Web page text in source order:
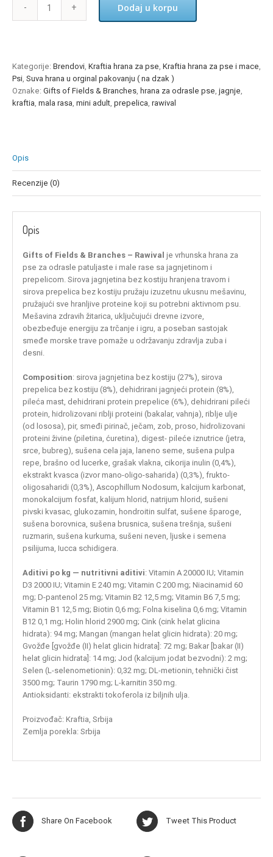
Rawival-
7,5kg
Dodaj u korpu
Kategorije: Brendovi Kraftia hrana za pse Kraftia hrana za pse i mace
Psi Suva hrana u orginal pakovanju ( na dzak )
Oznake: Gifts of Fields & Branches hrana za odrasle pse jagnje
kraftia mala rasa mini adult prepelica rawival
Opis
Recenzije (0)
Opis
Gifts of Fields & Branches – Rawival je vrhunska hrana za
pse za odrasle patuljaste i male rase sa jagnjetinom i
prepelicom. Sirova jagnjetina bez kostiju hranjena travom i
sirova prepelica bez kostiju pružaju izuzetnu ukusnu mešavinu,
pružajući sve hranljive proteine koji su potrebni aktivnom psu.
Mešavina zdravih žitarica, uključujući drevne izvore,
obezbeđuje energiju za trčanje i igru, a poseban sastojak
smeđe morske trave pomaže u održavanju zdravlja zuba i
desni.
Composition: sirova jagnjetina bez kostiju (27%), sirova
prepelica bez kostiju (8%), dehidrirani jagnjeći protein (8%),
pileća mast, dehidrirani protein prepelice (6%), dehidrirani pileći
protein, hidrolizovani riblji proteini (bakalar, vahnja), riblje ulje
(od lososa), pir, smeđi pirinač, ječam, zob, proso, hidrolizovani
proteini živine (piletina, ćuretina), digest- pileće iznutrice (jetra,
srce, bubreg), sušena cela jaja, laneno seme, sušena pulpa
repe, brašno od lucerke, grašak vlakna, cikorija inulin (0,4%),
ekstrakt kvasca (izvor mano-oligo-saharida) (0,3%), frukto-
oligosaharidi (0,3%), Ascophillum Nodosum, kalcijum karbonat,
monokalcijum fosfat, kalijum hlorid, natrijum hlorid, sušeni
pivski kvasac, glukozamin, hondroitin sulfat, sušene šparoge,
sušena borovnica, sušena brusnica, sušena trešnja, sušeni
ruzmarin, sušena kurkuma, sušeni neven, ljuske i semena
psilijuma, Iucca schidigera.
Aditivi po kg — nutritivni aditivi: Vitamin A 20000 IU; Vitamin
D3 2000 IU; Vitamin E 240 mg; Vitamin C 200 mg; Niacinamid 60
mg; D-pantenol 25 mg; Vitamin B2 12,5 mg; Vitamin B6 7,5 mg;
Vitamin B1 12,5 mg; Biotin 0,6 mg; Folna kiselina 0,6 mg; Vitamin
B12 0,1 mg; Holin hlorid 2900 mg; Cink (cink helat glicina
hidrata): 94 mg; Mangan (mangan helat glicin hidrata): 20 mg;
Gvožđe [gvožđe (II) helat glicin hidrata]: 72 mg; Bakar [bakar (II)
helat glicin hidrata]: 14 mg; Jod (kalcijum jodat bezvodni): 2 mg;
Selen (L-selenometionin): 0,32 mg; DL-metionin, tehnički čist
3500 mg; Taurin 1790 mg; L-karnitin 350 mg.
Antioksidanti: ekstrakti tokoferola iz biljnih ulja.
Proizvođač: Kraftia, Srbija
Zemlja porekla: Srbija
Share On Facebook Tweet This Product